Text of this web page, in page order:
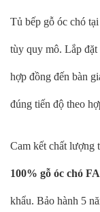
Tủ bếp gỗ óc chó
tùy quy mô. Lắp
hợp đồng đến bàn
đúng tiến độ theo
Cam kết chất lượng
100% gỗ óc chó
khẩu. Bảo hành 5